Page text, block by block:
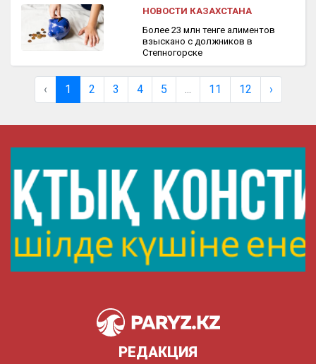
НОВОСТИ КАЗАХСТАНА
Более 23 млн тенге алиментов
взыскано с должников в
Степногорске
‹ 1 2 3 4 5 ... 11 12 ›
РЕДАКЦИЯ